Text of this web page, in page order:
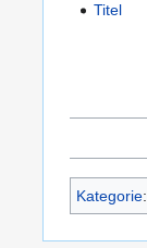
Titel
Kategorie: